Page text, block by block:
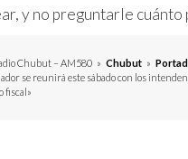
y no preguntarle
Chubut – AM580 » Chubut »
se reunirá este sábado con los
fiscal»